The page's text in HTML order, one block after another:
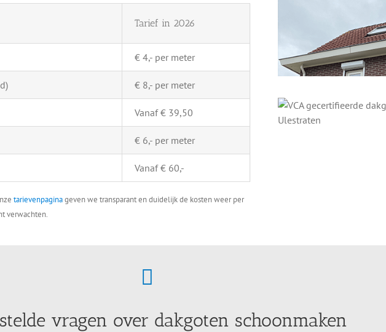
Tarief in 2026
€ 4,- per meter
€ 8,- per meter
Vanaf € 39,50
€ 6,- per meter
Vanaf € 60,-
tarievenpaginageven we transparant en duidelijk de kosten weer per
verwachten.
vragen over dakgoten schoonmaken